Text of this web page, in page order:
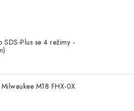
OSOBNÍCH ÚDAJŮ
SDS-Plus se 4 režimy -
M18 FHX-0X